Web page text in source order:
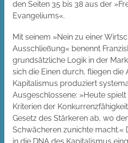
den Seiten 35 bis 38 aus der
Evangeliums«.
Mit seinem »Nein zu einer
Ausschließung« benennt
grundsätzliche Logik in der
sich die Einen durch, fliegen die
Kapitalismus produziert
Ausgeschlossene: »Heute
Kriterien der
Gesetz des Stärkeren ab, wo
Schwächeren zunichte macht.«